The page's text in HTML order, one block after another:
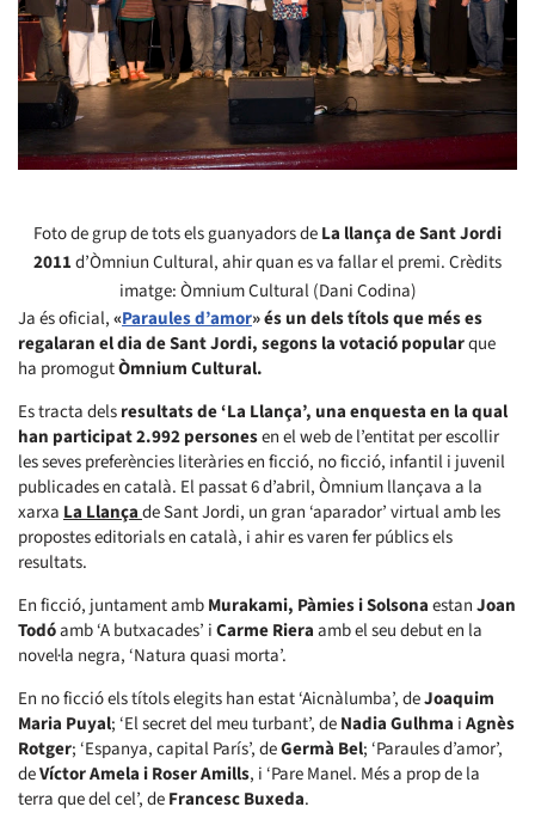
Foto de grup de tots els guanyadors deLa llança de Sant Jordi
2011d’Òmniun Cultural, ahir quan es va fallar el premi. Crèdits
imatge: Òmnium Cultural (Dani Codina)
Ja és oficial,«Paraules d’amor» és un dels títols que més es
regalaran el dia de Sant Jordi, segons la votació popularque
ha promogutÒmnium Cultural.
Es tracta delsresultats de ‘La Llança’, una enquesta en la qual
han participat 2.992 personesen el web de l’entitat per escollir
les seves preferències literàries en ficció, no ficció, infantil i juvenil
publicades en català. El passat 6 d’abril, Òmnium llançava a la
xarxa La Llançade Sant Jordi, un gran ‘aparador’ virtual amb les
propostes editorials en català, i ahir es varen fer públics els
resultats.
En ficció, juntament ambMurakami, Pàmies i SolsonaestanJoan
Todóamb ‘A butxacades’ iCarme Rieraamb el seu debut en la
novel·la negra, ‘Natura quasi morta’.
En no ficció els títols elegits han estat ‘Aicnàlumba’, deJoaquim
Maria Puyal; ‘El secret del meu turbant’, deNadia Gulhma iAgnès
Rotger; ‘Espanya, capital París’, deGermà Bel; ‘Paraules d’amor’,
deVíctor Amela i Roser Amills, i ‘Pare Manel. Més a prop de la
terra que del cel’, deFrancesc Buxeda.